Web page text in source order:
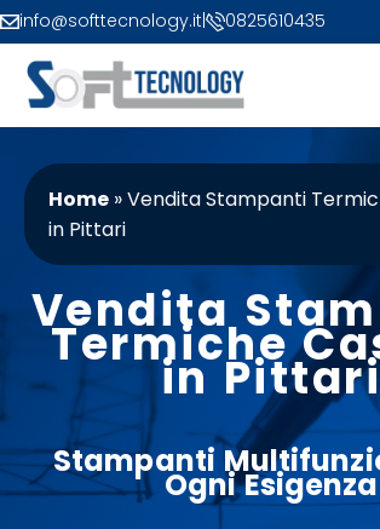
info@softtecnology.it 0825610435
Home »Vendita Stampanti
in Pittari
Vendita
Termiche
in
Stampanti
Ogni Esigenza